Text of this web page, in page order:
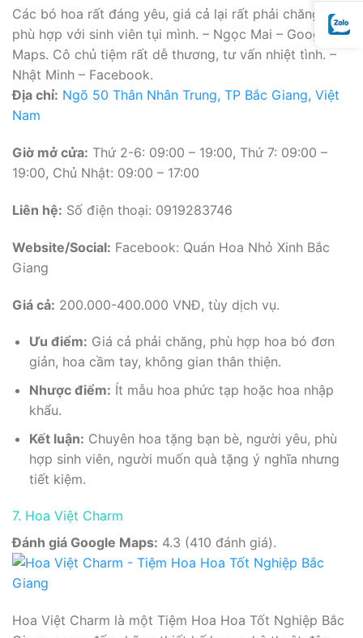
Các bó hoa rất đáng yêu, giá cả lại rất phải chăng, rất
phù hợp với sinh viên tụi mình. – Ngọc Mai – Google
Maps. Cô chủ tiệm rất dễ thương, tư vấn nhiệt tình. –
Nhật Minh – Facebook.
Địa chỉ: Ngõ 50 Thân Nhân Trung, TP Bắc Giang, Việt
Nam
Giờ mở cửa: Thứ 2-6: 09:00 – 19:00, Thứ 7: 09:00 –
19:00, Chủ Nhật: 09:00 – 17:00
Liên hệ: Số điện thoại: 0919283746
Website/Social: Facebook: Quán Hoa Nhỏ Xinh Bắc
Giang
Giá cả: 200.000-400.000 VNĐ, tùy dịch vụ.
Ưu điểm: Giá cả phải chăng, phù hợp hoa bó đơn
giản, hoa cầm tay, không gian thân thiện.
Nhược điểm: Ít mẫu hoa phức tạp hoặc hoa nhập
khẩu.
Kết luận: Chuyên hoa tặng bạn bè, người yêu, phù
hợp sinh viên, người muốn quà tặng ý nghĩa nhưng
tiết kiệm.
7. Hoa Việt Charm
Đánh giá Google Maps: 4.3 (410 đánh giá).
Hoa Việt Charm là một Tiệm Hoa Hoa Tốt Nghiệp Bắc